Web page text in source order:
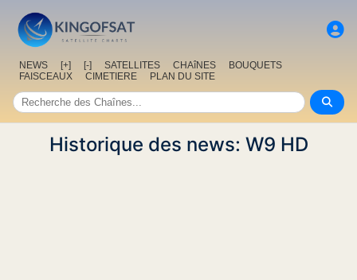
NEWS [+] [-] SATELLITES CHAîNES
BOUQUETS
FAISCEAUX
CIMETIERE PLAN DU SITE
Historique des news: W9 HD